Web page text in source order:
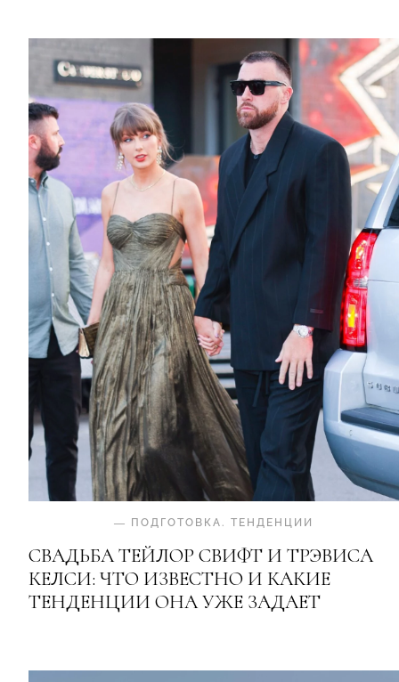
— ПОДГОТОВКА. ТЕНДЕНЦИИ
СВАДЬБА ТЕЙЛОР СВИФТ И ТРЭВИСА
КЕЛСИ: ЧТО ИЗВЕСТНО И КАКИЕ
ТЕНДЕНЦИИ ОНА УЖЕ ЗАДАЕТ